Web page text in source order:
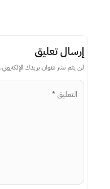
إرسال تعليق
لن يتم نشر عنوان بريدك الإلكتروني.